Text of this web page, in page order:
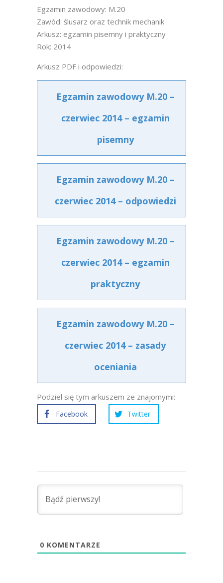
Egzamin zawodowy: M.20
Zawód: ślusarz oraz technik mechanik
Arkusz: egzamin pisemny i praktyczny
Rok: 2014
Arkusz PDF i odpowiedzi:
Egzamin zawodowy M.20 –
czerwiec 2014 – egzamin
pisemny
Egzamin zawodowy M.20 –
czerwiec 2014 – odpowiedzi
Egzamin zawodowy M.20 –
czerwiec 2014 – egzamin
praktyczny
Egzamin zawodowy M.20 –
czerwiec 2014 – zasady
oceniania
Podziel się tym arkuszem ze znajomymi:
Facebook Twitter
0 KOMENTARZE